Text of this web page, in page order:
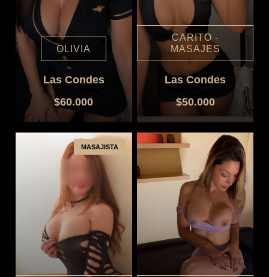
OLIVIA
Las Condes
$60.000
CARITO -
MASAJES
Las Condes
$50.000
MASAJISTA